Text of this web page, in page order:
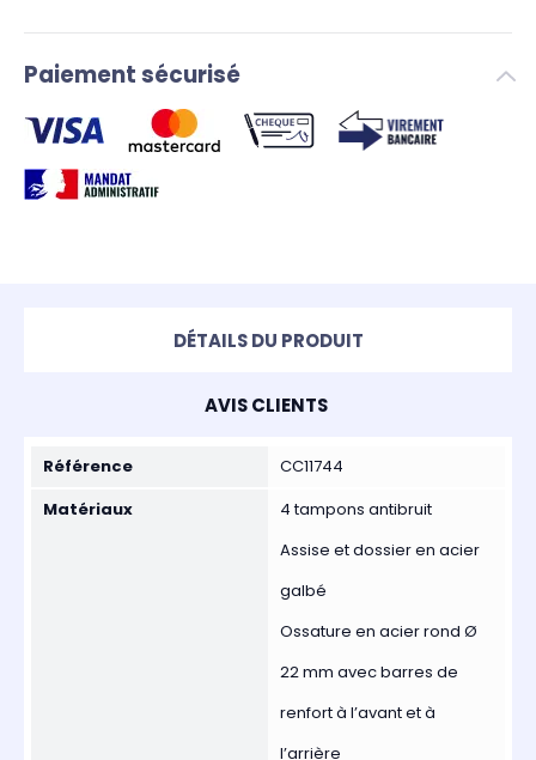
Paiement sécurisé
DÉTAILS DU PRODUIT
AVIS CLIENTS
Référence
CC11744
Matériaux
4 tampons antibruit
Assise et dossier en acier
galbé
Ossature en acier rond Ø
22 mm avec barres de
renfort à l’avant et à
l’arrière